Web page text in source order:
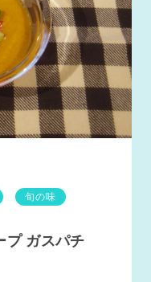
旬の味
プ ガスパチ